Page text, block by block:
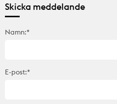
Skicka meddelande
Namn:*
E-post:*